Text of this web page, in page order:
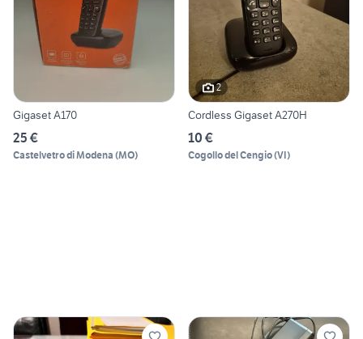
Gigaset A170
25 €
Castelvetro di Modena (MO)
2
Cordless Gigaset A270H
10 €
Cogollo del Cengio(VI)